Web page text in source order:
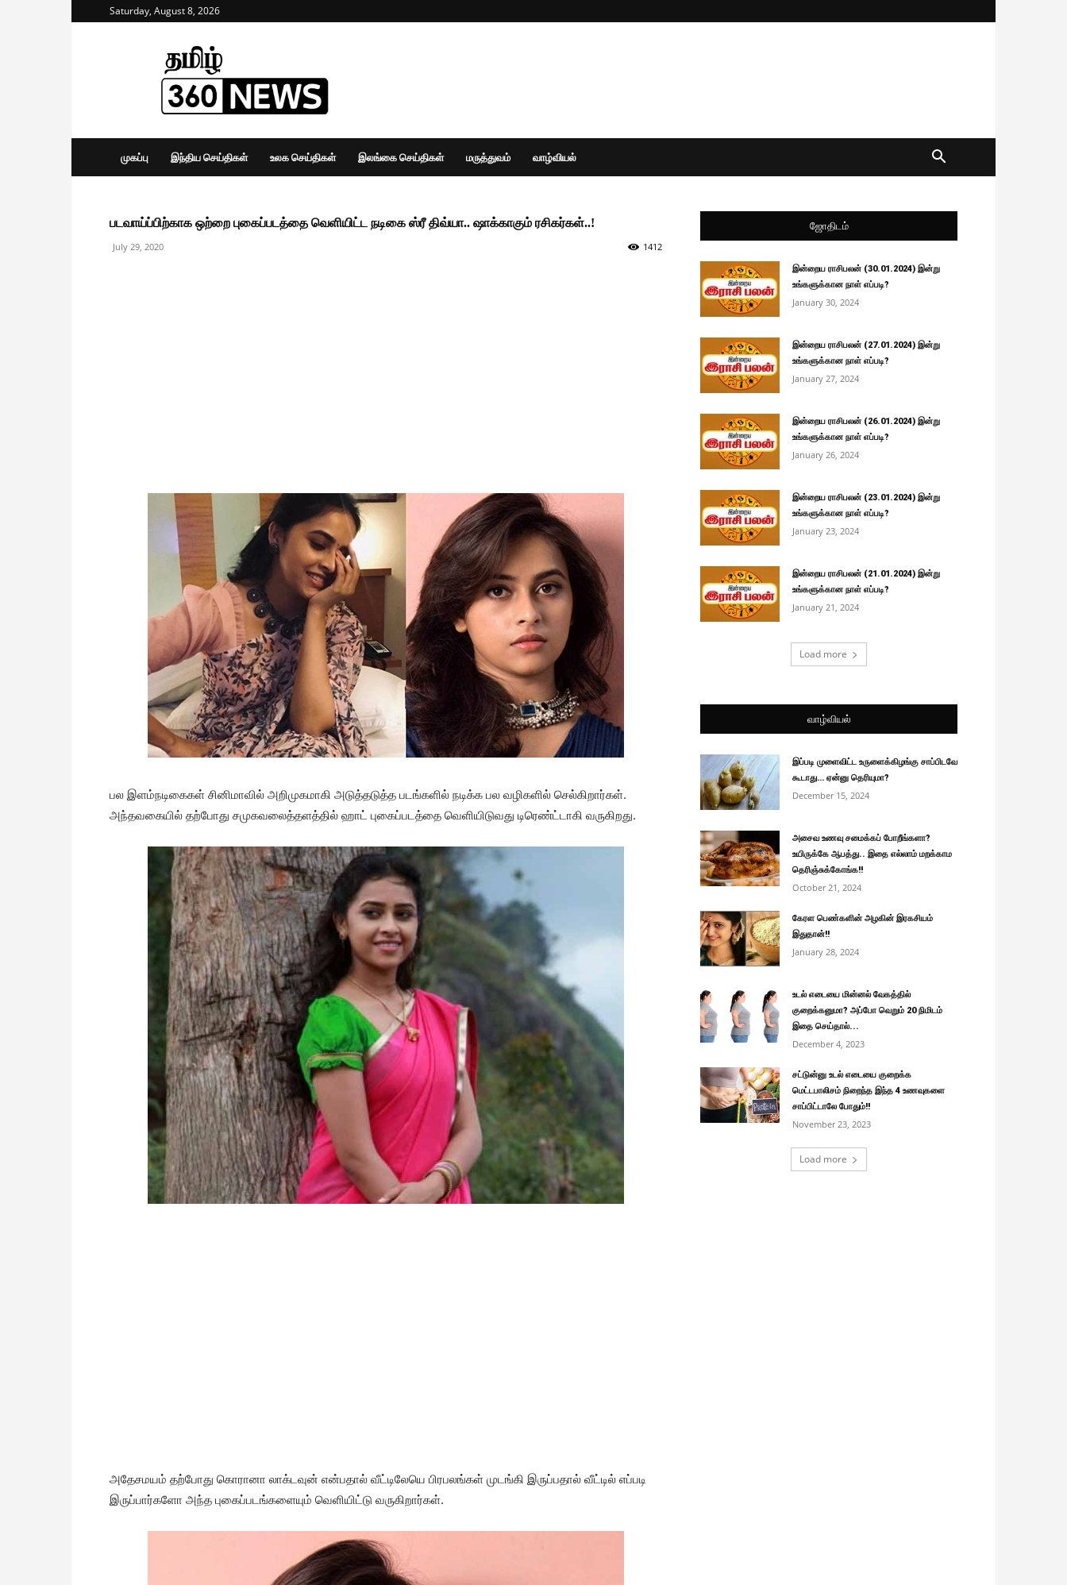
Saturday, August 8, 2026
Tamil
360
News
முகப்பு இந்திய செய்திகள் உலக செய்திகள் இலங்கை செய்திகள் மருத்துவம் வாழ்வியல்
படவாய்ப்பிற்காக ஒற்றை புகைப்படத்தை வெளியிட்ட நடிகை ஸ்ரீ திவ்யா.. ஷாக்காகும் ரசிகர்கள்..!
July 29, 2020 1412
பல இளம்நடிகைகள் சினிமாவில் அறிமுகமாகி அடுத்தடுத்த படங்களில் நடிக்க பல வழிகளில் செல்கிறார்கள்.
அந்தவகையில் தற்போது சமுகவலைத்தளத்தில் ஹாட் புகைப்படத்தை வெளியிடுவது டிரெண்ட்டாகி வருகிறது.
அதேசமயம் தற்போது கொரானா லாக்டவுன் என்பதால் வீட்டிலேயெ பிரபலங்கள் முடங்கி இருப்பதால் வீட்டில் எப்படி
இருப்பார்களோ அந்த புகைப்படங்களையும் வெளியிட்டு வருகிறார்கள்.
ஜோதிடம்
இன்றைய ராசிபலன் (30.01.2024) இன்று
உங்களுக்கான நாள் எப்படி?
January 30, 2024
இன்றைய ராசிபலன் (27.01.2024) இன்று
உங்களுக்கான நாள் எப்படி?
January 27, 2024
இன்றைய ராசிபலன் (26.01.2024) இன்று
உங்களுக்கான நாள் எப்படி?
January 26, 2024
இன்றைய ராசிபலன் (23.01.2024) இன்று
உங்களுக்கான நாள் எப்படி?
January 23, 2024
இன்றைய ராசிபலன் (21.01.2024) இன்று
உங்களுக்கான நாள் எப்படி?
January 21, 2024
Load more
வாழ்வியல்
இப்படி முளைவிட்ட உருளைக்கிழங்கு சாப்பிடவே
கூடாது… ஏன்னு தெரியுமா?
December 15, 2024
அசைவ உணவு சமைக்கப் போறீங்களா?
உயிருக்கே ஆபத்து.. இதை எல்லாம் மறக்காம
தெரிஞ்சுக்கோங்க!!
October 21, 2024
கேரள பெண்களின் அழகின் இரகசியம்
இதுதான்!!
January 28, 2024
உடல் எடையை மின்னல் வேகத்தில்
குறைக்கனுமா? அப்போ வெறும் 20 நிமிடம்
இதை செய்தால்...
December 4, 2023
சட்டுன்னு உடல் எடையை குறைக்க
மெட்டபாலிசம் நிறைந்த இந்த 4 உணவுகளை
சாப்பிட்டாலே போதும்!!
November 23, 2023
Load more